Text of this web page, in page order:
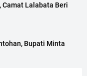
Camat Lalabata Beri
Bupati Minta